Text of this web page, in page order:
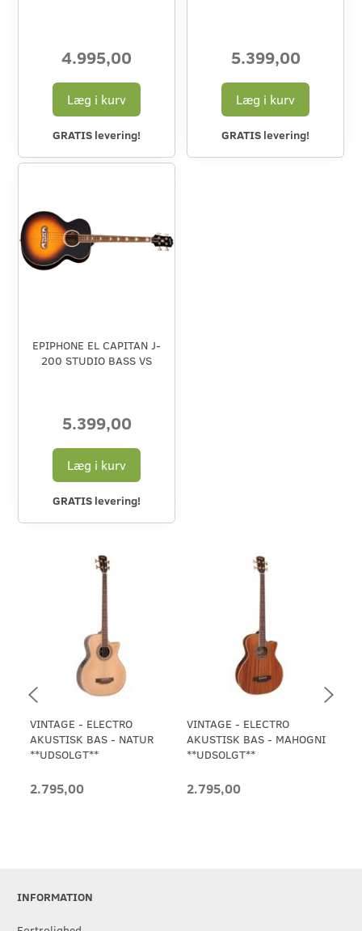
4.995,00
Læg i kurv
GRATIS levering!
5.399,00
Læg i kurv
GRATIS levering!
EPIPHONE EL CAPITAN J-
200 STUDIO BASS VS
5.399,00
Læg i kurv
GRATIS levering!
VINTAGE - ELECTRO
AKUSTISK BAS - NATUR
**UDSOLGT**
2.795,00
VINTAGE - ELECTRO
AKUSTISK BAS - MAHOGNI
**UDSOLGT**
2.795,00
INFORMATION